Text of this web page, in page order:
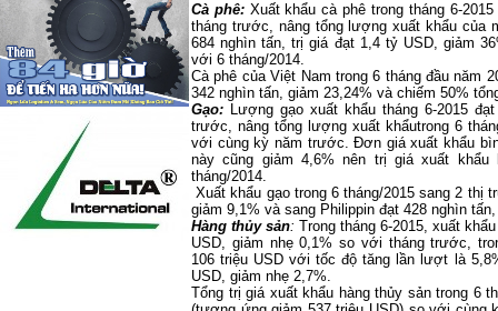
Cà phê: Xuất khẩu cà phê trong tháng 6-
tháng trước, nâng tổng lượng xuất khẩu của
684 nghìn tấn, trị giá đạt 1,4 tỷ USD, giảm
với 6 tháng/2014.
Cà phê của Việt Nam trong 6 tháng đầu năm
342 nghìn tấn, giảm 23,24% và chiếm 50%
Gạo: Lượng gạo xuất khẩu tháng 6-2015
trước, nâng tổng lượng xuất khẩutrong 6
với cùng kỳ năm trước. Đơn giá xuất khẩu
này cũng giảm 4,6% nên trị giá xuất
tháng/2014.
Xuất khẩu gạo trong 6 tháng/2015 sang 2 thị
giảm 9,1% và sang Philippin đạt 428 nghìn
Hàng thủy sản: Trong tháng 6-2015, xuất
USD, giảm nhẹ 0,1% so với tháng trước,
106 triệu USD với tốc độ tăng lần lượt là
USD, giảm nhẹ 2,7%.
Tổng trị giá xuất khẩu hàng thủy sản trong 6